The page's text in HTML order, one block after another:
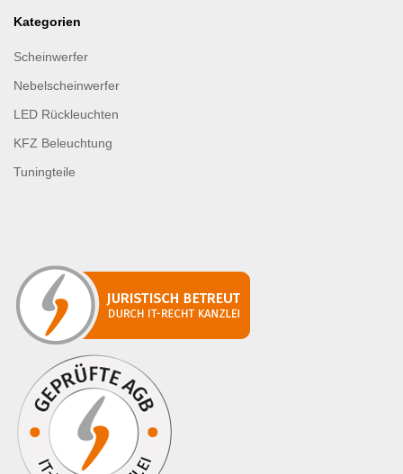
Kategorien
Scheinwerfer
Nebelscheinwerfer
LED Rückleuchten
KFZ Beleuchtung
Tuningteile